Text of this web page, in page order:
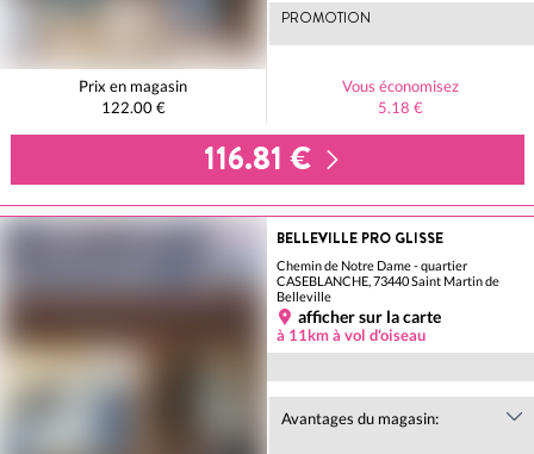
PROMOTION
Prix en magasin
122.00 €
Vous économisez
5.18 €
116.81 €
BELLEVILLE PRO GLISSE
Chemin de Notre Dame - quartier
CASEBLANCHE, 73440 Saint Martin de
Belleville
afficher sur la carte
à 11km à vol d'oiseau
Avantages du magasin: